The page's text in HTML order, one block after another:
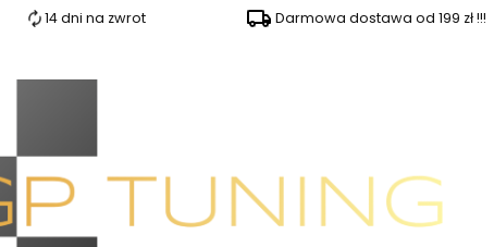
14 dni na zwrot Darmowa dostawa od 199 zł !!!